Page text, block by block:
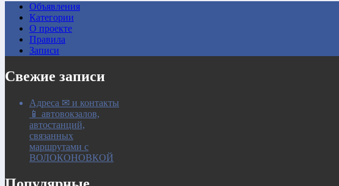
Объявления
Категории
О проекте
Правила
Записи
Свежие записи
Адреса ✉ и контакты
📱 автовокзалов,
автостанций,
связанных
маршрутами с
ВОЛОКОНОВКОЙ